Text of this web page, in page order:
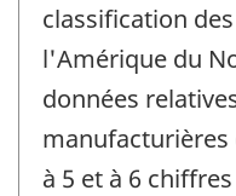
classification
l'Amérique du
données
manufacturières
à 5 et à 6